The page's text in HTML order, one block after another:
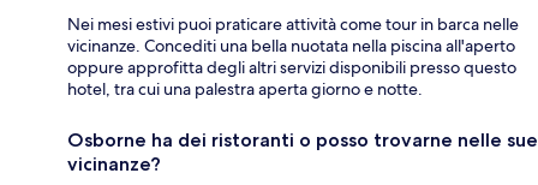
Nei mesi estivi puoi praticare attività come tour in barca nelle
vicinanze. Concediti una bella nuotata nella piscina all'aperto
oppure approfitta degli altri servizi disponibili presso questo
hotel, tra cui una palestra aperta giorno e notte.
Osborne ha dei ristoranti o posso trovarne nelle sue
vicinanze?